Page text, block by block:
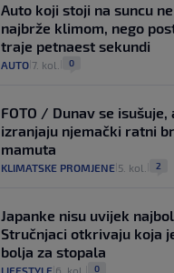
Auto koji stoji na suncu
najbrže klimom, nego
traje petnaest sekundi
AUTO 7. kol. 0
FOTO / Dunav se
izranjaju njemački ratni
mamuta
KLIMATSKE PROMJENE 5. kol. 2
Japanke nisu uvijek
Stručnjaci otkrivaju koja
bolja za stopala
LIFESTYLE 6. kol. 0